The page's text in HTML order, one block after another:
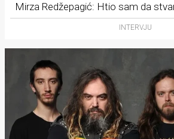
Mirza Redžepagić: Htio sam da
INTERVJU